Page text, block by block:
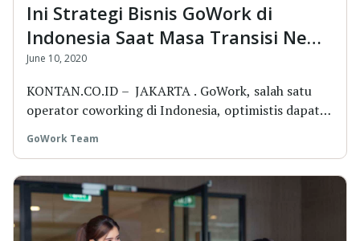
Ini Strategi Bisnis GoWork di
Indonesia Saat Masa Transisi New
Normal
June 10, 2020
KONTAN.CO.ID – JAKARTA . GoWork, salah satu
operator coworking di Indonesia, optimistis dapat
GoWork Team